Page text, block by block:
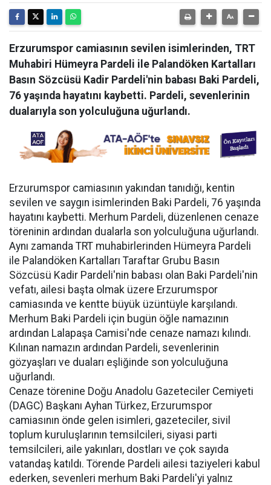
Erzurumspor camiasının sevilen isimlerinden, TRT
Muhabiri Hümeyra Pardeli ile Palandöken Kartalları
Basın Sözcüsü Kadir Pardeli'nin babası Baki Pardeli,
76 yaşında hayatını kaybetti. Pardeli, sevenlerinin
dualarıyla son yolculuğuna uğurlandı.
Erzurumspor camiasının yakından tanıdığı, kentin
sevilen ve saygın isimlerinden Baki Pardeli, 76 yaşında
hayatını kaybetti. Merhum Pardeli, düzenlenen cenaze
töreninin ardından dualarla son yolculuğuna uğurlandı.
Aynı zamanda TRT muhabirlerinden Hümeyra Pardeli
ile Palandöken Kartalları Taraftar Grubu Basın
Sözcüsü Kadir Pardeli'nin babası olan Baki Pardeli'nin
vefatı, ailesi başta olmak üzere Erzurumspor
camiasında ve kentte büyük üzüntüyle karşılandı.
Merhum Baki Pardeli için bugün öğle namazının
ardından Lalapaşa Camisi'nde cenaze namazı kılındı.
Kılınan namazın ardından Pardeli, sevenlerinin
gözyaşları ve duaları eşliğinde son yolculuğuna
uğurlandı.
Cenaze törenine Doğu Anadolu Gazeteciler Cemiyeti
(DAGC) Başkanı Ayhan Türkez, Erzurumspor
camiasının önde gelen isimleri, gazeteciler, sivil
toplum kuruluşlarının temsilcileri, siyasi parti
temsilcileri, aile yakınları, dostları ve çok sayıda
vatandaş katıldı. Törende Pardeli ailesi taziyeleri kabul
ederken, sevenleri merhum Baki Pardeli'yi yalnız